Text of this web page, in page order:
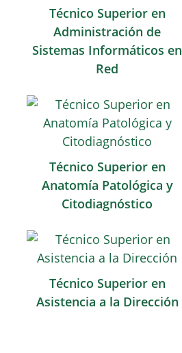
Técnico Superior en
Administración de
Sistemas Informáticos en
Red
Técnico Superior en
Anatomía Patológica y
Citodiagnóstico
Técnico Superior en
Asistencia a la Dirección